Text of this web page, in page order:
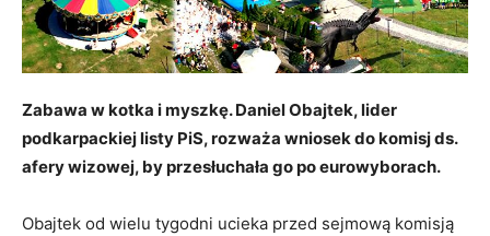
Zabawa w kotka i myszkę. Daniel Obajtek, lider
podkarpackiej listy PiS, rozważa wniosek do komisj ds.
afery wizowej, by przesłuchała go po eurowyborach.
Obajtek od wielu tygodni ucieka przed sejmową komisją